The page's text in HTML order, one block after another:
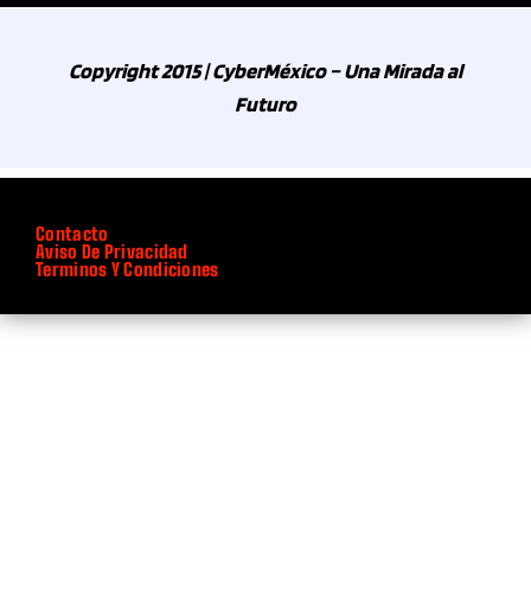
Copyright 2015 | CyberMéxico – Una Mirada al
Futuro
Contacto
Aviso De Privacidad
Terminos Y Condiciones